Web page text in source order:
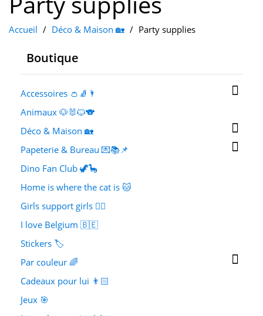
Accueil Déco & Maison 🏡 Party supplies
Boutique
Accessoires 👛🧦🌂 
Animaux 🐶🐰🐱🐨
Déco & Maison 🏡

Papeterie & Bureau 💌📚📌 
Dino Fan Club 🦖🦕
Home is where the cat is 🐱
Girls support girls 👯‍♀️
I love Belgium 🇧🇪
Stickers 🏷️
Par couleur 🌈

Cadeaux pour lui 👨🏻
Jeux 🎯